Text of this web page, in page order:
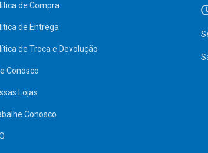
de Compra
de Entrega
de Troca e Devolução
Conosco
Lojas
Conosco